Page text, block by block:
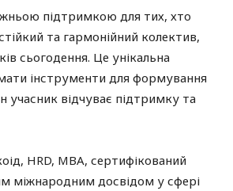
підтримкою для тих, хто
та гармонійний колектив,
сьогодення. Це унікальна
інструменти для формування
учасник відчуває підтримку та
HRD, MBA, сертифікований
міжнародним досвідом у сфері